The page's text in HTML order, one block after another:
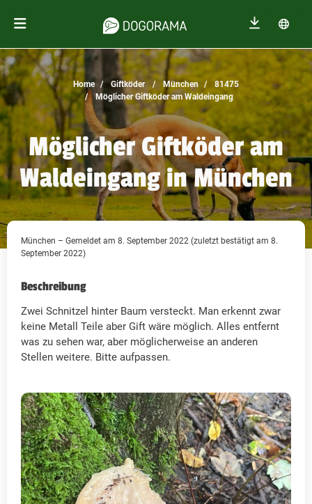
Home Giftköder München
81475
Möglicher Giftköder am Waldeingang
Möglicher Giftköder am
Waldeingang in München
München – Gemeldet am 8. September 2022 (zuletzt bestätigt am 8.
September 2022)
Beschreibung
Zwei Schnitzel hinter Baum versteckt. Man erkennt zwar
keine Metall Teile aber Gift wäre möglich. Alles entfernt
was zu sehen war, aber möglicherweise an anderen
Stellen weitere. Bitte aufpassen.